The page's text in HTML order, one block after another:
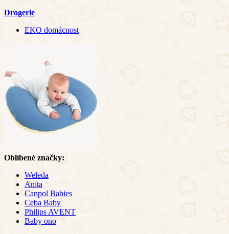
Drogerie
EKO domácnost
Oblíbené značky:
Weleda
Anita
Canpol Babies
Ceba Baby
Philips AVENT
Baby ono